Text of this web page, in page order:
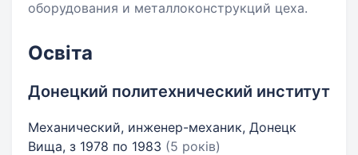
оборудования и металлоконструкций цеха.
Освіта
Донецкий политехнический институт
Механический, инженер-механик, Донецк
Вища, з 1978 по 1983 (5 років)